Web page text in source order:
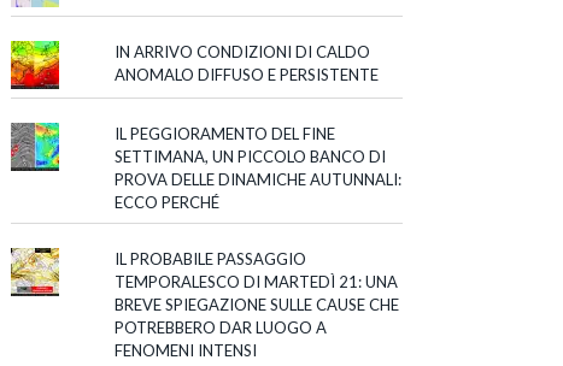
IN ARRIVO CONDIZIONI DI CALDO
ANOMALO DIFFUSO E PERSISTENTE
IL PEGGIORAMENTO DEL FINE
SETTIMANA, UN PICCOLO BANCO DI
PROVA DELLE DINAMICHE AUTUNNALI:
ECCO PERCHÉ
IL PROBABILE PASSAGGIO
TEMPORALESCO DI MARTEDÌ 21: UNA
BREVE SPIEGAZIONE SULLE CAUSE CHE
POTREBBERO DAR LUOGO A
FENOMENI INTENSI